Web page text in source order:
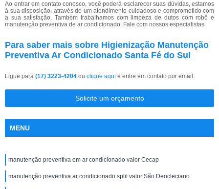
Ao entrar em contato conosco, você poderá esclarecer suas dúvidas, estamos
à sua disposição, através de um atendimento cuidadoso e comprometido com
a sua satisfação. Também trabalhamos com limpeza de dutos com robô e
manutenção preventiva de ar condicionado. Fale com nossos especialistas.
Para saber mais sobre Higienização Manutenção
Preventiva Ar Condicionado Santa Fé do Sul
Ligue para (17) 3223-4204 ou clique aqui e entre em contato por email.
Solicite um orçamento
MENU
manutenção preventiva em ar condicionado valor Cecap
manutenção preventiva ar condicionado split valor São Deocleciano